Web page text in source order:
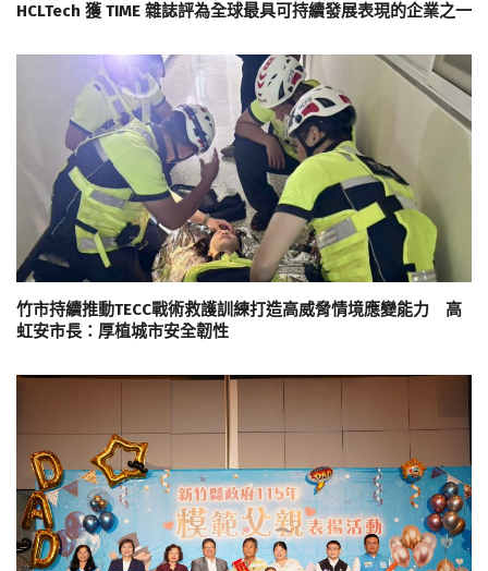
HCLTech 獲 TIME 雜誌評為全球最具可持續發展表現的企業之一
竹市持續推動TECC戰術救護訓練打造高威脅情境應變能力 高
虹安市長：厚植城市安全韌性